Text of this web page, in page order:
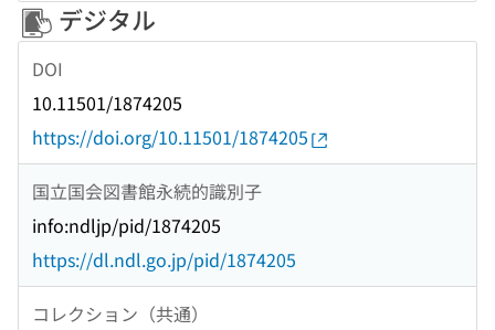
デジタル
DOI
10.11501/1874205
https://doi.org/10.11501/1874205
国立国会図書館永続的識別子
info:ndljp/pid/1874205
https://dl.ndl.go.jp/pid/1874205
コレクション（共通）